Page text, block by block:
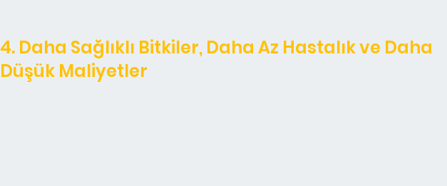
4. Daha Sağlıklı Bitkiler, Daha Az Hastalık ve Daha
Düşük Maliyetler